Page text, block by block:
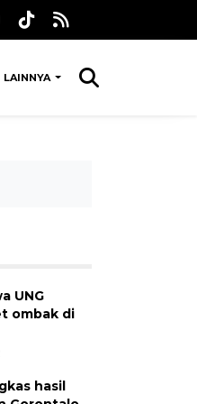
LAINNYA
UNG
ombak di
hasil